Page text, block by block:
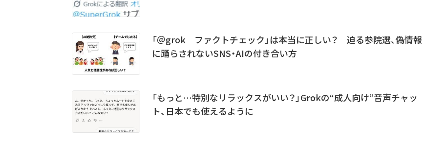
「＠grok ファクトチェック」は本当に正しい？ 迫る参院選、偽情報
に踊らされないSNS・AIの付き合い方
「もっと…特別なリラックスがいい？」――Grokの“成人向け”音声チャッ
ト、日本でも使えるように